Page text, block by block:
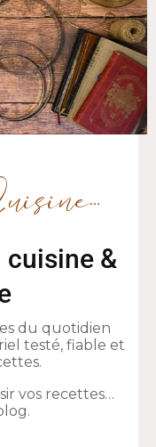
&
du quotidien
vos recettes…